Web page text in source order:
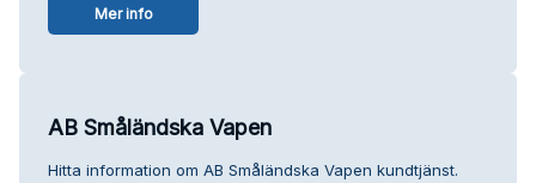
Mer info
AB Småländska Vapen
Hitta information om AB Småländska Vapen kundtjänst.